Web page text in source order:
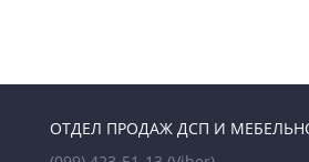
ОТДЕЛ ПРОДАЖ ДСП И